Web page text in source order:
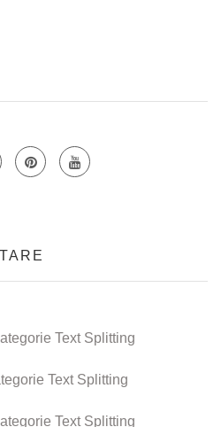
Twitterauf Xing
Teile auf Pinterest
Text Splitting
Text Splitting
Text Splitting